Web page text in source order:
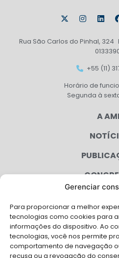
Gerenciar
Para proporcionar a melhor
tecnologias como cookies para
informações do dispositivo. Ao
tecnologias, você nos permite
comportamento de navegação
recusa ou a revogação do
Rua São Carlos do Pinhal, 324
+55 (11)
Horário de
Segunda à
A